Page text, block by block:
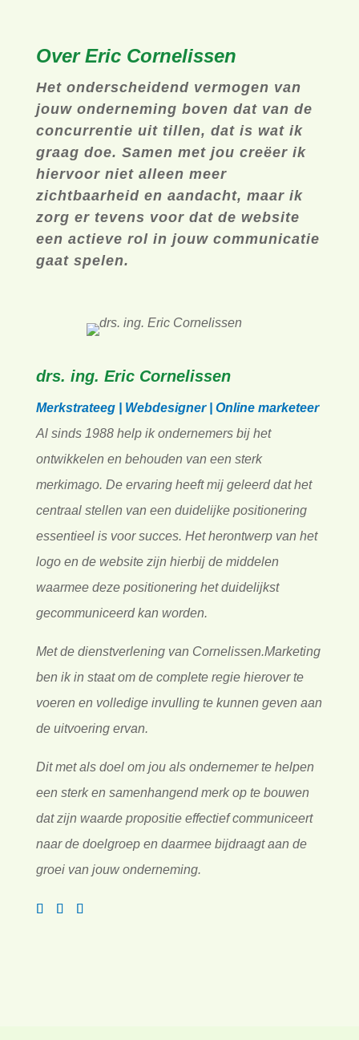
Over Eric Cornelissen
Het onderscheidend vermogen van
jouw onderneming boven dat van de
concurrentie uit tillen, dat is wat ik
graag doe. Samen met jou creëer ik
hiervoor niet alleen meer
zichtbaarheid en aandacht, maar ik
zorg er tevens voor dat de website
een actieve rol in jouw communicatie
gaat spelen.
drs. ing. Eric Cornelissen
Merkstrateeg | Webdesigner | Online marketeer
Al sinds 1988 help ik ondernemers bij het
ontwikkelen en behouden van een sterk
merkimago. De ervaring heeft mij geleerd dat het
centraal stellen van een duidelijke positionering
essentieel is voor succes. Het herontwerp van het
logo en de website zijn hierbij de middelen
waarmee deze positionering het duidelijkst
gecommuniceerd kan worden.
Met de dienstverlening van Cornelissen.Marketing
ben ik in staat om de complete regie hierover te
voeren en volledige invulling te kunnen geven aan
de uitvoering ervan.
Dit met als doel om jou als ondernemer te helpen
een sterk en samenhangend merk op te bouwen
dat zijn waarde propositie effectief communiceert
naar de doelgroep en daarmee bijdraagt aan de
groei van jouw onderneming.